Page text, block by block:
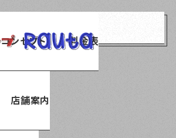
コンセプト 料金表
店舗案内